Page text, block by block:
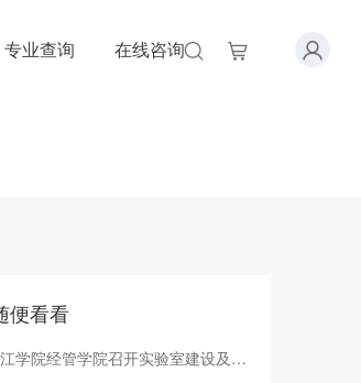
专业查询 在线咨询
便看看
学院经管学院召开实验室建设及项目申报系列论证会